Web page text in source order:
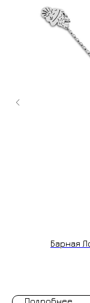
Барная
Подробнее